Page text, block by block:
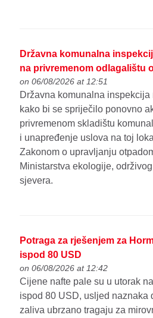
Državna komunalna
na privremenom odlagalištu
on 06/08/2026 at 12:51
Državna komunalna
kako bi se spriječilo ponovno
privremenom skladištu
i unapređenje uslova na toj
Zakonom o upravljanju
Ministarstva ekologije,
sjevera.
Potraga za rješenjem za
ispod 80 USD
on 06/08/2026 at 12:42
Cijene nafte pale su u utorak
ispod 80 USD, usljed naznaka
zaliva ubrzano tragaju za